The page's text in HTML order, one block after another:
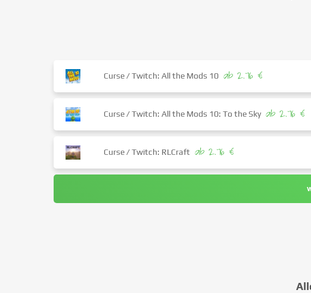
Curse / Twitch: All the Mods 10 ab 2.76 €
Curse / Twitch: All the Mods 10: To the Sky ab 2.76 €
Curse / Twitch: RLCraft ab 2.76 €